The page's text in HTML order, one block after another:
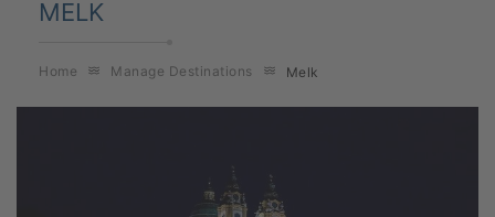
MELK
Home Manage Destinations Melk